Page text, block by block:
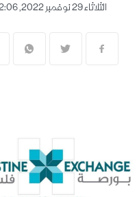
الثلاثاء 29 نوفمبر 2022, 12:06 م